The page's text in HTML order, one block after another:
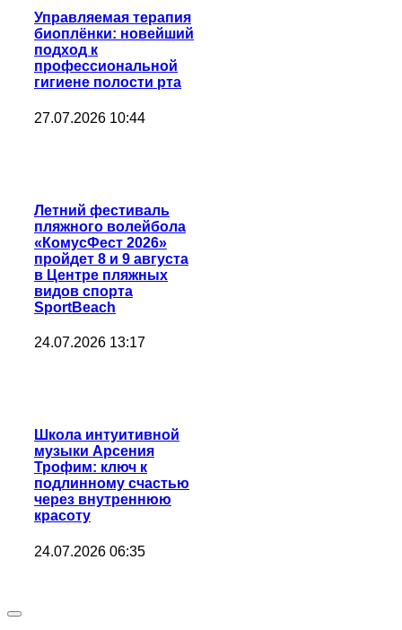
Управляемая терапия
биоплёнки: новейший
подход к
профессиональной
гигиене полости рта
27.07.2026 10:44
Летний фестиваль
пляжного волейбола
«КомусФест 2026»
пройдет 8 и 9 августа
в Центре пляжных
видов спорта
SportBeach
24.07.2026 13:17
Школа интуитивной
музыки Арсения
Трофим: ключ к
подлинному счастью
через внутреннюю
красоту
24.07.2026 06:35